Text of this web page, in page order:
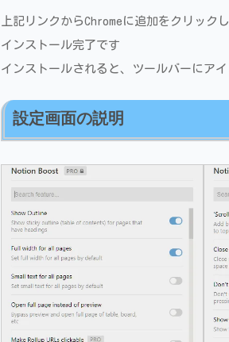
上記リンクからChromeに追加をクリッ
インストール完了です
インストールされると、ツールバーにア
設定画面の説明